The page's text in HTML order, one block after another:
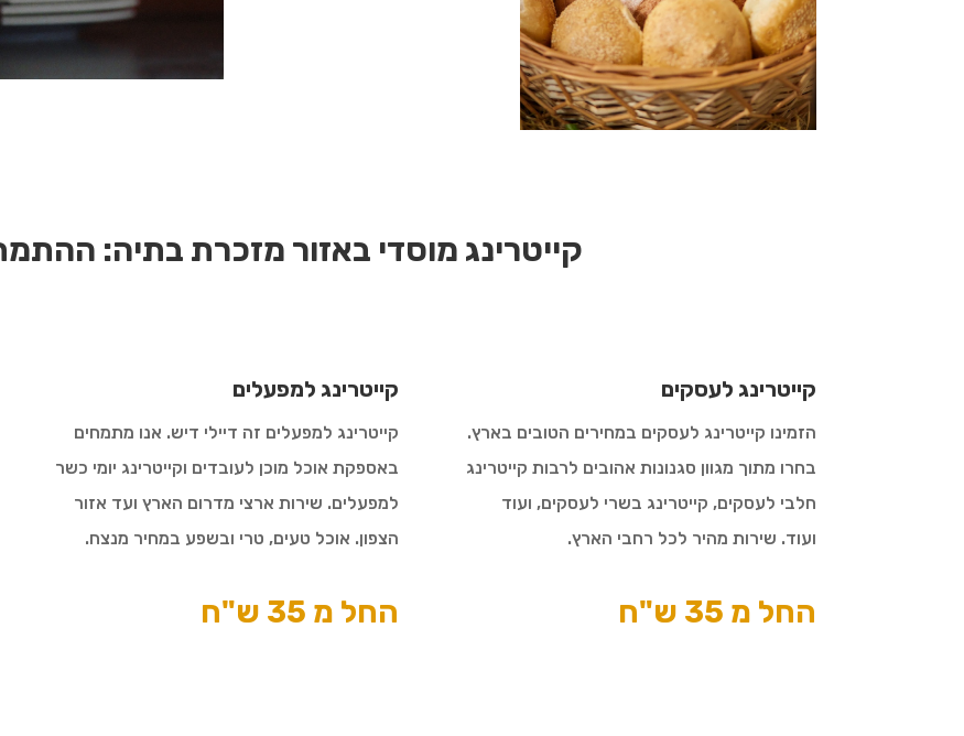
קייטרינג מוסדי באזור מזכרת בתיה:
קייטרינג למפעלים
קייטרינג למפעלים זה דיילי דיש. אנו מתמחים
באספקת אוכל מוכן לעובדים וקייטרינג יומי כשר
למפעלים. שירות ארצי מדרום הארץ ועד אזור
הצפון. אוכל טעים, טרי ובשפע במחיר מנצח.
החל מ 35 ש"ח
קייטרינג לעסקים
הזמינו קייטרינג לעסקים במחירים הטובים בארץ.
בחרו מתוך מגוון סגנונות אהובים לרבות קייטרינג
חלבי לעסקים, קייטרינג בשרי לעסקים, ועוד
ועוד. שירות מהיר לכל רחבי הארץ.
החל מ 35 ש"ח